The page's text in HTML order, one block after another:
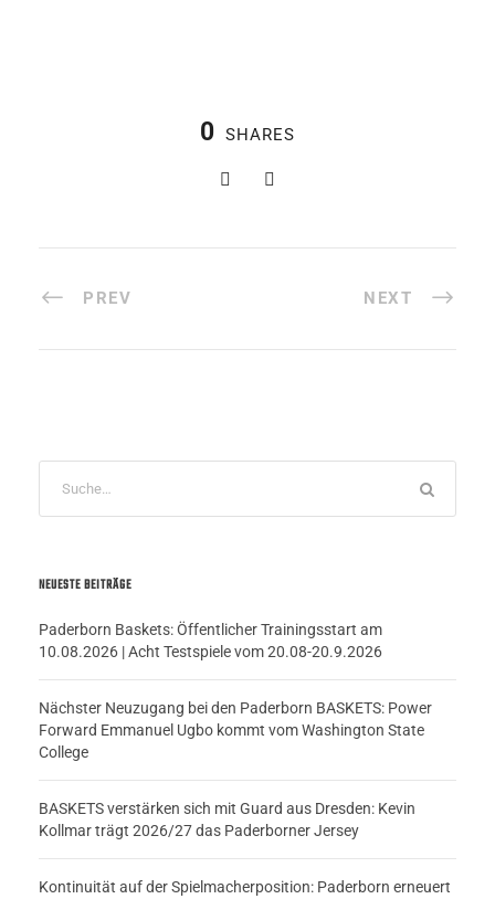
0 SHARES
PREV NEXT
NEUESTE BEITRÄGE
Paderborn Baskets: Öffentlicher Trainingsstart am
10.08.2026 | Acht Testspiele vom 20.08-20.9.2026
Nächster Neuzugang bei den Paderborn BASKETS: Power
Forward Emmanuel Ugbo kommt vom Washington State
College
BASKETS verstärken sich mit Guard aus Dresden: Kevin
Kollmar trägt 2026/27 das Paderborner Jersey
Kontinuität auf der Spielmacherposition: Paderborn erneuert